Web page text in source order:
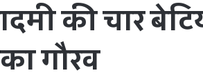
की चार
गौरव